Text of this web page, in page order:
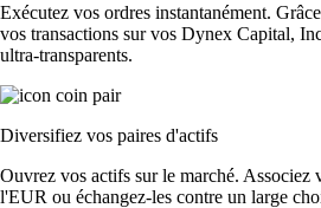
Exécutez vos ordres instantanément.
vos transactions sur vos Dynex Capital,
ultra-transparents.
Diversifiez vos paires d'actifs
Ouvrez vos actifs sur le marché. Associez
l'EUR ou échangez-les contre un large